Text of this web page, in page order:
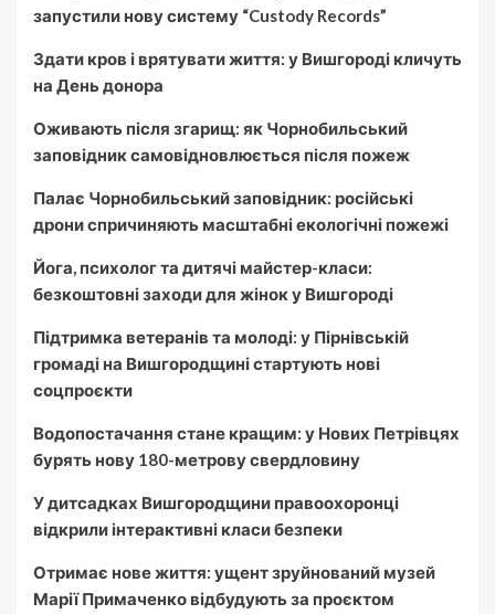
запустили нову систему “Custody Records”
Здати кров і врятувати життя: у Вишгороді кличуть
на День донора
Оживають після згарищ: як Чорнобильський
заповідник самовідновлюється після пожеж
Палає Чорнобильський заповідник: російські
дрони спричиняють масштабні екологічні пожежі
Йога, психолог та дитячі майстер-класи:
безкоштовні заходи для жінок у Вишгороді
Підтримка ветеранів та молоді: у Пірнівській
громаді на Вишгородщині стартують нові
соцпроєкти
Водопостачання стане кращим: у Нових Петрівцях
бурять нову 180-метрову свердловину
У дитсадках Вишгородщини правоохоронці
відкрили інтерактивні класи безпеки
Отримає нове життя: ущент зруйнований музей
Марії Примаченко відбудують за проєктом